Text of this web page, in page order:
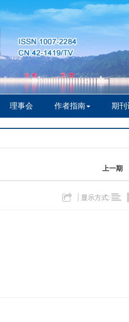
理事会 作者指南 期刊
上一期
| 显示方式: